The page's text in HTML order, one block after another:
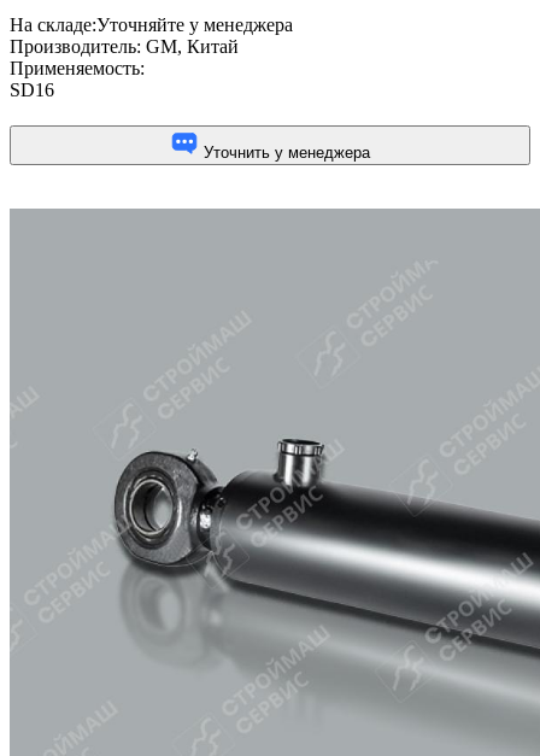
На складе:Уточняйте у менеджера
Производитель: GM, Китай
Применяемость:
SD16
Уточнить у менеджера